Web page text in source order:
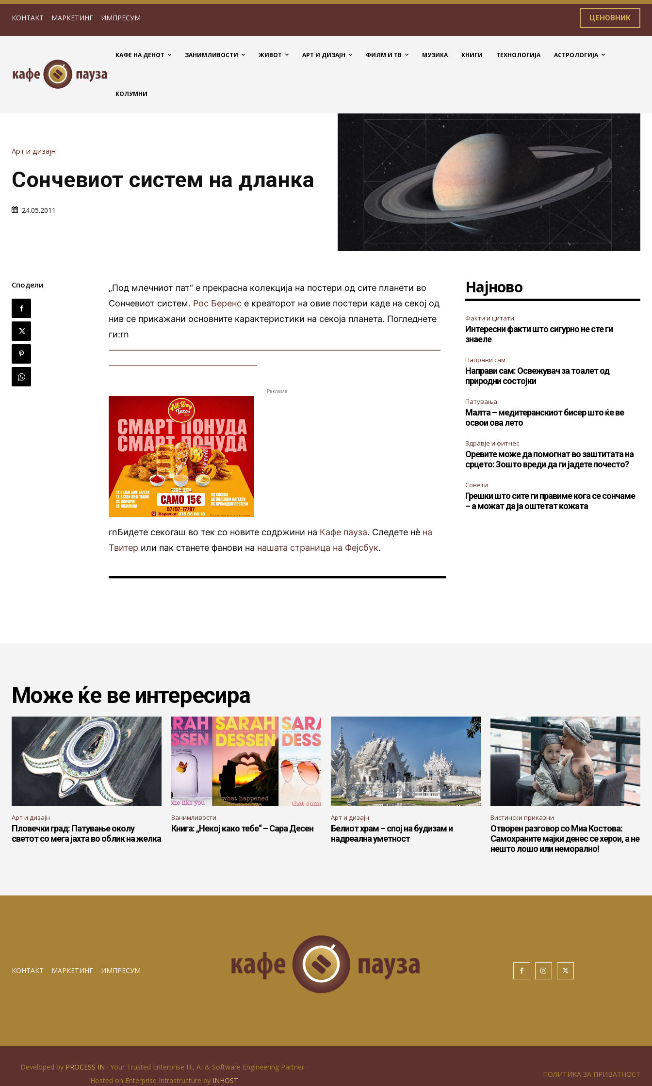
КОНТАКТ МАРКЕТИНГ ИМПРЕСУМ ЦЕНОВНИК
КАФЕ НА ДЕНОТ ЗАНИМЛИВОСТИ ЖИВОТ АРТ И ДИЗАЈН ФИЛМ И ТВ МУЗИКА КНИГИ ТЕХНОЛОГИЈА АСТРОЛОГИЈА
КОЛУМНИ
Арт и дизајн
Сончевиот систем на дланка
24.05.2011
Сподели
„Под млечниот пат“ е прекрасна колекција на постери од сите планети во
Сончевиот систем. Рос Беренс е креаторот на овие постери каде на секој од
нив се прикажани основните карактеристики на секоја планета. Погледнете
ги:rn
——————————————————————————————————————
—————————————————
Реклама
rnБидете секогаш во тек со новите содржини на Кафе пауза. Следете нè на
Твитер или пак станете фанови на нашата страница на Фејсбук.
Најново
Факти и цитати
Интересни факти што сигурно не сте ги
знаеле
Направи сам
Направи сам: Освежувач за тоалет од
природни состојки
Патувања
Малта – медитеранскиот бисер што ќе ве
освои ова лето
Здравје и фитнес
Оревите може да помогнат во заштитата на
срцето: Зошто вреди да ги јадете почесто?
Совети
Грешки што сите ги правиме кога се сончаме
– а можат да ја оштетат кожата
Може ќе ве интересира
Арт и дизајн
Пловечки град: Патување околу
светот со мега јахта во облик на желка
Занимливости
Книга: „Некој како тебе“ – Сара Десен
Арт и дизајн
Белиот храм – спој на будизам и
надреална уметност
Вистински приказни
Отворен разговор со Миа Костова:
Самохраните мајки денес се херои, а не
нешто лошо или неморално!
КОНТАКТ МАРКЕТИНГ ИМПРЕСУМ
Developed by PROCESS IN · Your Trusted Enterprise IT, AI & Software Engineering Partner ·
Hosted on Enterprise Infrastructure by INHOST
ПОЛИТИКА ЗА ПРИВАТНОСТ